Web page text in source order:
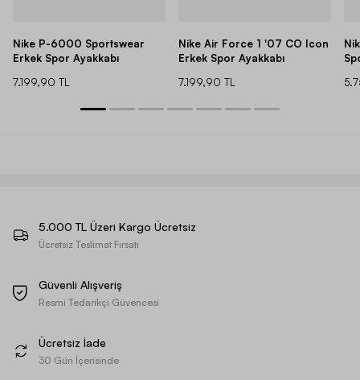
Nike P-6000 Sportswear
Erkek Spor Ayakkabı
7.199,90 TL
Nike Air Force 1 '07 CO Icon
Erkek Spor Ayakkabı
7.199,90 TL
5.000 TL Üzeri Kargo Ücretsiz
Ücretsiz Teslimat Fırsatı
Güvenli Alışveriş
Resmi Tedarikçi Güvencesi
Ücretsiz İade
30 Gün İçerisinde